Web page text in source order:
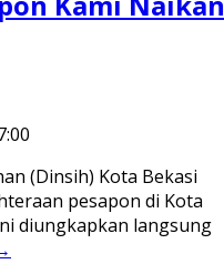
(Dinsih) Kota Bekasi
pesapon di Kota
diungkapkan langsung